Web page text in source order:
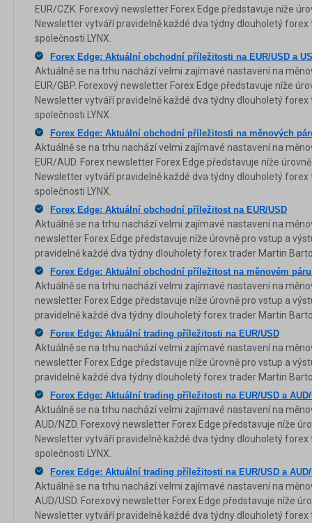
EUR/CZK. Forexový newsletter Forex Edge představuje níže
Newsletter vytváří pravidelně každé dva týdny dlouholetý
společnosti LYNX.
Forex Edge: Aktuální obchodní příležitosti na EUR/USD a
Aktuálně se na trhu nachází velmi zajímavé nastavení na
EUR/GBP. Forexový newsletter Forex Edge představuje níže
Newsletter vytváří pravidelně každé dva týdny dlouholetý
společnosti LYNX.
Forex Edge: Aktuální obchodní příležitosti na měnových
Aktuálně se na trhu nachází velmi zajímavé nastavení na
EUR/AUD. Forex newsletter Forex Edge představuje níže
Newsletter vytváří pravidelně každé dva týdny dlouholetý
společnosti LYNX.
Forex Edge: Aktuální obchodní příležitost na EUR/USD
Aktuálně se na trhu nachází velmi zajímavé nastavení na
newsletter Forex Edge představuje níže úrovně pro vstup a
pravidelně každé dva týdny dlouholetý forex trader Martin
Forex Edge: Aktuální obchodní příležitost na měnovém páru
Aktuálně se na trhu nachází velmi zajímavé nastavení na
newsletter Forex Edge představuje níže úrovně pro vstup a
pravidelně každé dva týdny dlouholetý forex trader Martin
Forex Edge: Aktuální trading příležitosti na EUR/USD
Aktuálně se na trhu nachází velmi zajímavé nastavení na
newsletter Forex Edge představuje níže úrovně pro vstup a
pravidelně každé dva týdny dlouholetý forex trader Martin
Forex Edge: Aktuální trading příležitosti na EUR/USD a AUD/
Aktuálně se na trhu nachází velmi zajímavé nastavení na
AUD/NZD. Forexový newsletter Forex Edge představuje níže
Newsletter vytváří pravidelně každé dva týdny dlouholetý
společnosti LYNX.
Forex Edge: Aktuální trading příležitosti na EUR/USD a AUD/
Aktuálně se na trhu nachází velmi zajímavé nastavení na
AUD/USD. Forexový newsletter Forex Edge představuje níže
Newsletter vytváří pravidelně každé dva týdny dlouholetý